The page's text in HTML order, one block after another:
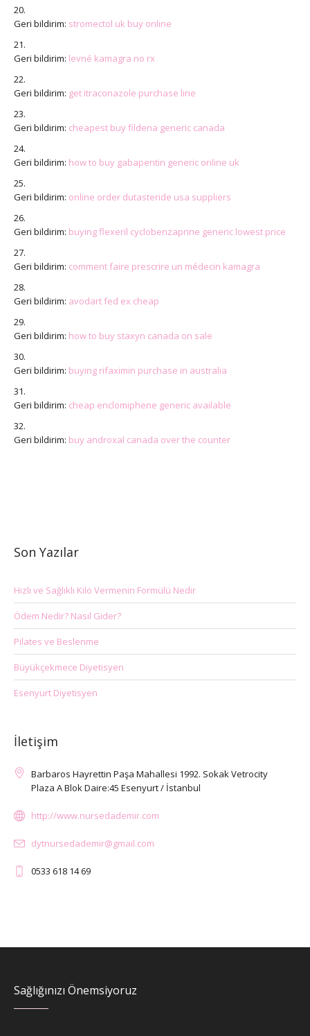
Geri bildirim: stromectol uk buy online
Geri bildirim: levné kamagra no rx
Geri bildirim: get itraconazole purchase line
Geri bildirim: cheapest buy fildena generic canada
Geri bildirim: how to buy gabapentin generic online uk
Geri bildirim: online order dutasteride usa suppliers
Geri bildirim: buying flexeril cyclobenzaprine generic lowest price
Geri bildirim: comment faire prescrire un médecin kamagra
Geri bildirim: avodart fed ex cheap
Geri bildirim: how to buy staxyn canada on sale
Geri bildirim: buying rifaximin purchase in australia
Geri bildirim: cheap enclomiphene generic available
Geri bildirim: buy androxal canada over the counter
Son Yazılar
Hızlı ve Sağlıklı Kilo Vermenin Formülü Nedir
Ödem Nedir? Nasıl Gider?
Pilates ve Beslenme
Büyükçekmece Diyetisyen
Esenyurt Diyetisyen
İletişim
Barbaros Hayrettin Paşa Mahallesi 1992. Sokak Vetrocity
Plaza A Blok Daire:45 Esenyurt / İstanbul
http://www.nursedademir.com
dytnursedademir@gmail.com
0533 618 14 69
Sağlığınızı Önemsiyoruz